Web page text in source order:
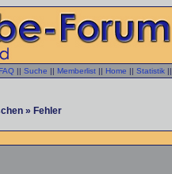
|| Suche || Memberlist || Home || Statistik ||
» Fehler